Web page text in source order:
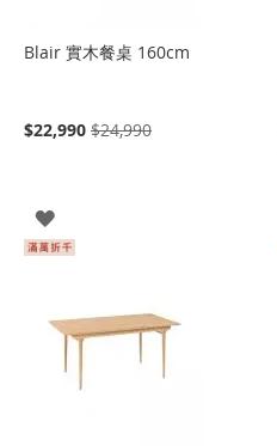
Blair 實木餐桌 160cm
$22,990 $24,990
登
入